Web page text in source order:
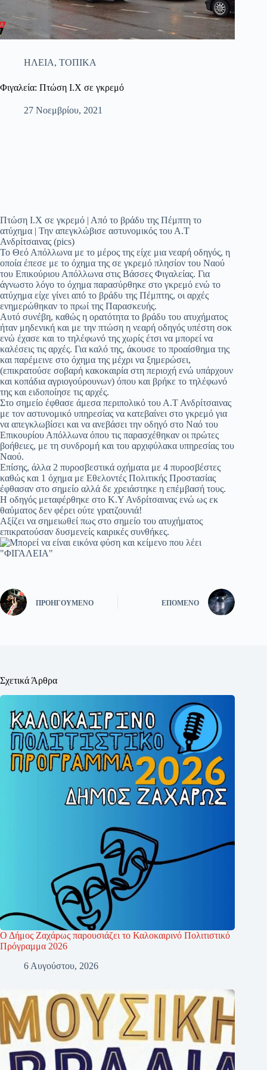
ΗΛΕΙΑ, ΤΟΠΙΚΑ
Φιγαλεία: Πτώση Ι.Χ σε γκρεμό
27 Νοεμβρίου, 2021
Πτώση Ι.Χ σε γκρεμό | Από το βράδυ της Πέμπτη το
ατύχημα | Την απεγκλώβισε αστυνομικός του Α.Τ
Ανδρίτσαινας (pics)
Το Θεό Απόλλωνα με το μέρος της είχε μια νεαρή οδηγός, η
οποία έπεσε με το όχημα της σε γκρεμό πλησίον του Ναού
του Επικούριου Απόλλωνα στις Βάσσες Φιγαλείας. Για
άγνωστο λόγο το όχημα παρασύρθηκε στο γκρεμό ενώ το
ατύχημα είχε γίνει από το βράδυ της Πέμπτης, οι αρχές
ενημερώθηκαν το πρωί της Παρασκευής.
Αυτό συνέβη, καθώς η ορατότητα το βράδυ του ατυχήματος
ήταν μηδενική και με την πτώση η νεαρή οδηγός υπέστη σοκ
ενώ έχασε και το τηλέφωνό της χωρίς έτσι να μπορεί να
καλέσεις τις αρχές. Για καλό της, άκουσε το προαίσθημα της
και παρέμεινε στο όχημα της μέχρι να ξημερώσει,
(επικρατούσε σοβαρή κακοκαιρία στη περιοχή ενώ υπάρχουν
και κοπάδια αγριογούρουνων) όπου και βρήκε το τηλέφωνό
της και ειδοποίησε τις αρχές.
Στο σημείο έφθασε άμεσα περιπολικό του Α.Τ Ανδρίτσαινας
με τον αστυνομικό υπηρεσίας να κατεβαίνει στο γκρεμό για
να απεγκλωβίσει και να ανεβάσει την οδηγό στο Ναό του
Επικουρίου Απόλλωνα όπου τις παρασχέθηκαν οι πρώτες
βοήθειες, με τη συνδρομή και του αρχιφύλακα υπηρεσίας του
Ναού.
Επίσης, άλλα 2 πυροσβεστικά οχήματα με 4 πυροσβέστες
καθώς και 1 όχημα με Εθελοντές Πολιτικής Προστασίας
έφθασαν στο σημείο αλλά δε χρειάστηκε η επέμβασή τους.
Η οδηγός μεταφέρθηκε στο Κ.Υ Ανδρίτσαινας ενώ ως εκ
θαύματος δεν φέρει ούτε γρατζουνιά!
Αξίζει να σημειωθεί πως στο σημείο του ατυχήματος
επικρατούσαν δυσμενείς καιρικές συνθήκες.
ΠΡΟΗΓΟΎΜΕΝΟ ΕΠΌΜΕΝΟ
Σχετικά Άρθρα
Ο Δήμος Ζαχάρως παρουσιάζει το Καλοκαιρινό Πολιτιστικό
Πρόγραμμα 2026
6 Αυγούστου, 2026